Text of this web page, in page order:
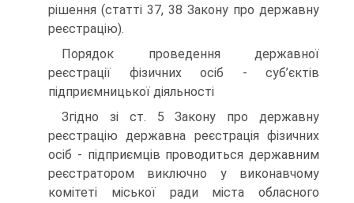
рішення (статті 37, 38 Закону про державну
реєстрацію).
Порядок проведення державної
реєстрації фізич­них осіб - суб’єктів
підприємницької діяльності
Згідно зі ст. 5 Закону про державну
реєстрацію держав­на реєстрація фізичних
осіб - підприємців проводиться дер­жавним
реєстратором виключно у виконавчому
комітеті місь­кої ради міста обласного